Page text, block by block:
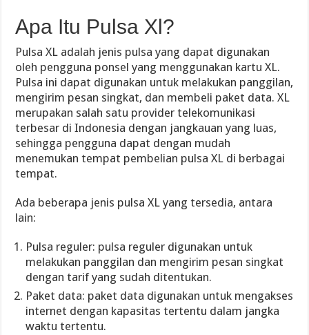
Apa Itu Pulsa Xl?
Pulsa XL adalah jenis pulsa yang dapat digunakan
oleh pengguna ponsel yang menggunakan kartu XL.
Pulsa ini dapat digunakan untuk melakukan panggilan,
mengirim pesan singkat, dan membeli paket data. XL
merupakan salah satu provider telekomunikasi
terbesar di Indonesia dengan jangkauan yang luas,
sehingga pengguna dapat dengan mudah
menemukan tempat pembelian pulsa XL di berbagai
tempat.
Ada beberapa jenis pulsa XL yang tersedia, antara
lain:
Pulsa reguler: pulsa reguler digunakan untuk
melakukan panggilan dan mengirim pesan singkat
dengan tarif yang sudah ditentukan.
Paket data: paket data digunakan untuk mengakses
internet dengan kapasitas tertentu dalam jangka
waktu tertentu.